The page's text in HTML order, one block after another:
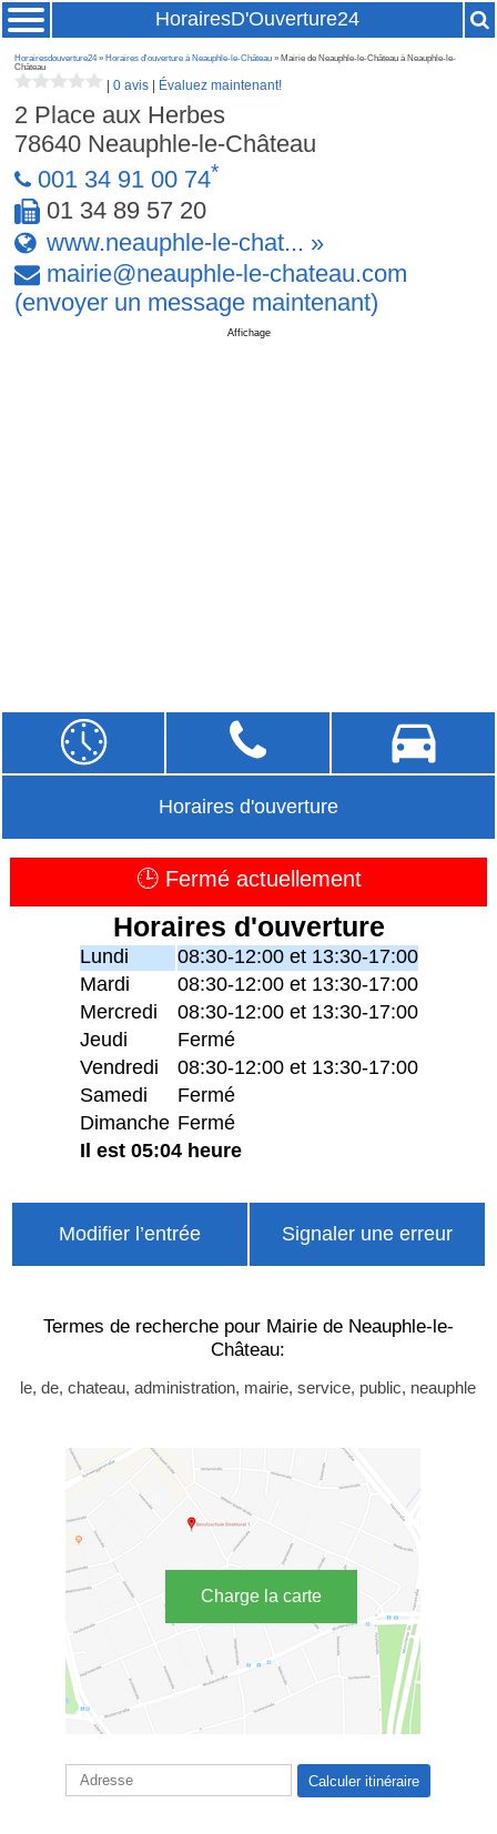
HorairesD'Ouverture24
Horairesdouverture24» Horaires d'ouverture à Neauphle-le-Château » Mairie de Neauphle-le-Château à Neauphle-le-
Château
|0 avis Évaluez maintenant!
2 Place aux Herbes
78640 Neauphle-le-Château
001 34 91 00 74*
01 34 89 57 20
www.neauphle-le-chat... »
mairie@neauphle-le-chateau.com
(envoyer un message maintenant)
Affichage
Horaires d'ouverture
🕒 Fermé actuellement
Horaires d'ouverture
Lundi
08:30-12:00 et 13:30-17:00
Mardi
08:30-12:00 et 13:30-17:00
Mercredi
08:30-12:00 et 13:30-17:00
Jeudi
Fermé
Vendredi
08:30-12:00 et 13:30-17:00
Samedi
Fermé
Dimanche Fermé
Il est 05:04 heure
Modifier l’entrée Signaler une erreur
Termes de recherche pour Mairie de Neauphle-le-
Château:
le, de, chateau, administration, mairie, service, public, neauphle
Charge la carte